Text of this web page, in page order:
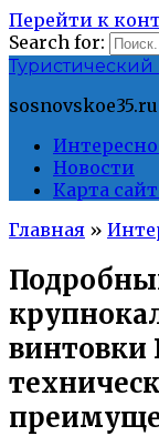
Перейти к
Search for:
Туристический
sosnovskoe35.ru
Новости
Карта
Главная »